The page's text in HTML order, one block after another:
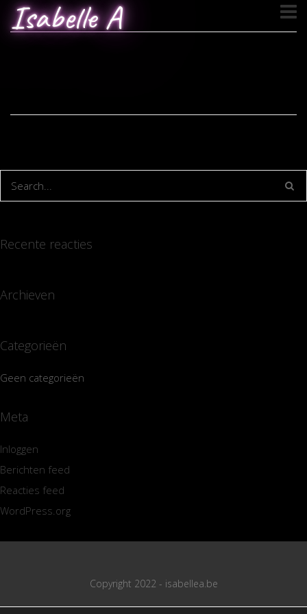
Isabelle A
Recente reacties
Archieven
Categorieën
Geen categorieën
Meta
Inloggen
Berichten feed
Reacties feed
WordPress.org
Copyright 2022 - isabellea.be